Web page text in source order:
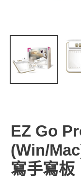
EZ Go
(Win/
寫手寫板